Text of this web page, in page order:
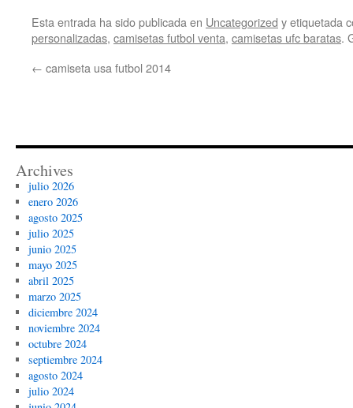
Esta entrada ha sido publicada en Uncategorized y etiquetada
personalizadas, camisetas futbol venta, camisetas ufc baratas.
← camiseta usa futbol 2014
Archives
julio 2026
enero 2026
agosto 2025
julio 2025
junio 2025
mayo 2025
abril 2025
marzo 2025
diciembre 2024
noviembre 2024
octubre 2024
septiembre 2024
agosto 2024
julio 2024